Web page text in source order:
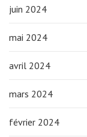
juin 2024
mai 2024
avril 2024
mars 2024
février 2024